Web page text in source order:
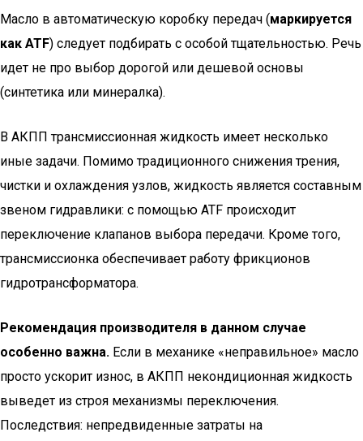
Масло в автоматическую коробку передач (маркируется
как ATF) следует подбирать с особой тщательностью. Речь
идет не про выбор дорогой или дешевой основы
(синтетика или минералка).
В АКПП трансмиссионная жидкость имеет несколько
иные задачи. Помимо традиционного снижения трения,
чистки и охлаждения узлов, жидкость является составным
звеном гидравлики: с помощью ATF происходит
переключение клапанов выбора передачи. Кроме того,
трансмиссионка обеспечивает работу фрикционов
гидротрансформатора.
Рекомендация производителя в данном случае
особенно важна. Если в механике «неправильное» масло
просто ускорит износ, в АКПП некондиционная жидкость
выведет из строя механизмы переключения.
Последствия: непредвиденные затраты на